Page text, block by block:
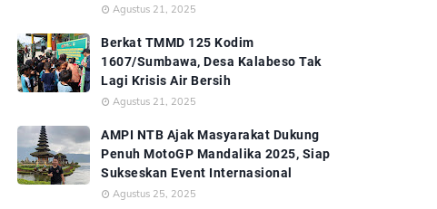
Agustus 21, 2025
Berkat TMMD 125 Kodim
1607/Sumbawa, Desa Kalabeso Tak
Lagi Krisis Air Bersih
Agustus 21, 2025
AMPI NTB Ajak Masyarakat Dukung
Penuh MotoGP Mandalika 2025, Siap
Sukseskan Event Internasional
Agustus 25, 2025